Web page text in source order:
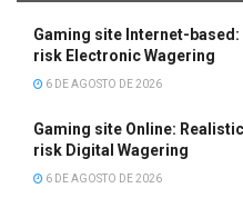
Gaming site Internet-
risk Electronic Wagering
6 DE AGOSTO DE 2026
Gaming site Online:
risk Digital Wagering
6 DE AGOSTO DE 2026